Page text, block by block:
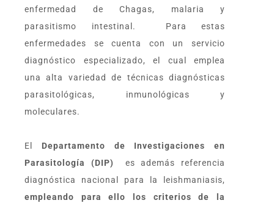
enfermedad de Chagas, malaria y
parasitismo intestinal. Para estas
enfermedades se cuenta con un servicio
diagnóstico especializado, el cual emplea
una alta variedad de técnicas diagnósticas
parasitológicas, inmunológicas y
moleculares.
El Departamento de Investigaciones en
Parasitología (DIP)
es además referencia
diagnóstica nacional para la leishmaniasis,
empleando para ello los criterios de la